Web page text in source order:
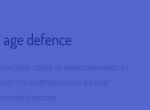
defence
cause di invecchiamento e i
che contribuiscono ad una
tissutale.